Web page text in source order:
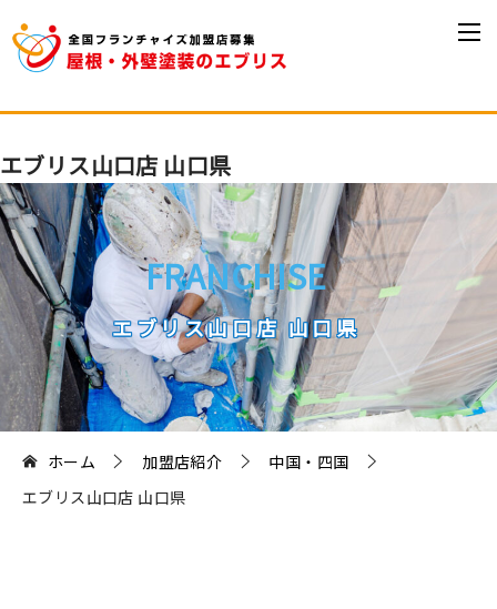
エブリス山口店 山口県
FRANCHISE
エブリス山口店 山口県
ホーム 加盟店紹介
中国・四国
エブリス山口店 山口県